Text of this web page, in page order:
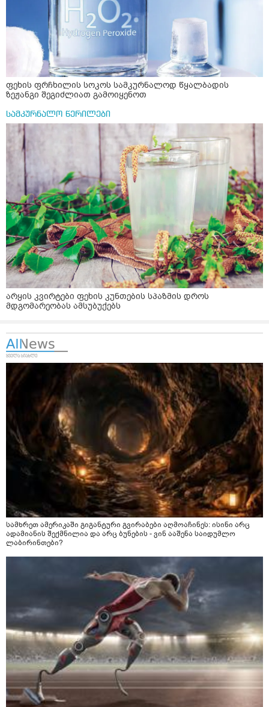
ფეხის ფრჩხილის სოკოს სამკურნალოდ წყალბადის
ზეჟანგი შეგიძლიათ გამოიყენოთ
სამკურნალო წერილები
არყის კვირტები ფეხის კუნთების სპაზმის დროს
მდგომარეობას ამსუბუქებს
სამხრეთ ამერიკაში გიგანტური გვირაბები აღმოაჩინეს: ისინი არც
ადამიანის შექმნილია და არც ბუნების - ვინ ააშენა საიდუმლო
ლაბირინთები?